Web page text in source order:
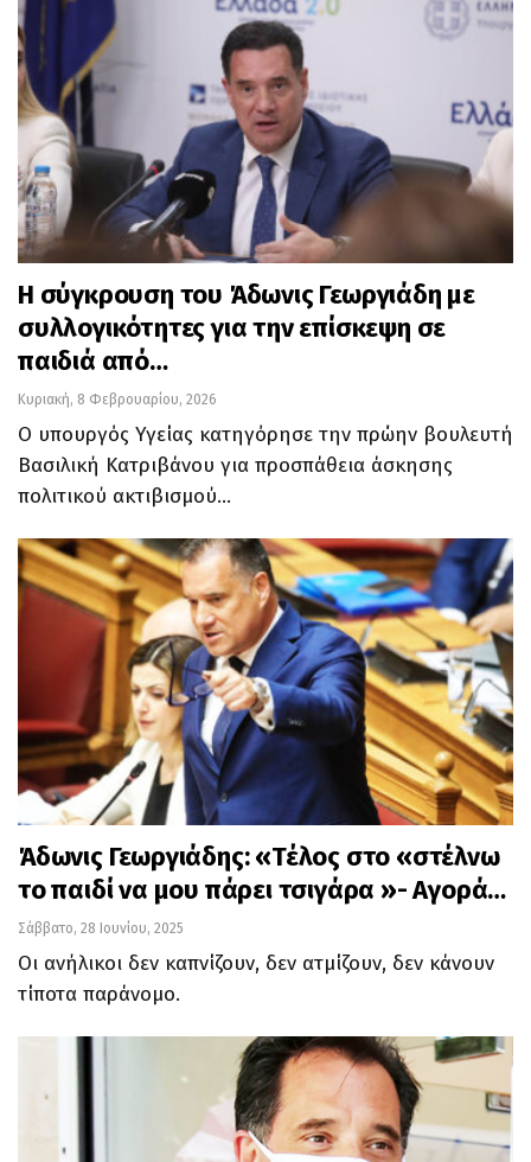
Η σύγκρουση του Άδωνις Γεωργιάδη με
συλλογικότητες για την επίσκεψη σε
παιδιά από…
Κυριακή, 8 Φεβρουαρίου, 2026
Ο υπουργός Υγείας κατηγόρησε την πρώην βουλευτή
Βασιλική Κατριβάνου για προσπάθεια άσκησης
πολιτικού ακτιβισμού…
Άδωνις Γεωργιάδης: «Τέλος στο «στέλνω
το παιδί να μου πάρει τσιγάρα »- Αγορά…
Σάββατο, 28 Ιουνίου, 2025
Οι ανήλικοι δεν καπνίζουν, δεν ατμίζουν, δεν κάνουν
τίποτα παράνομο.